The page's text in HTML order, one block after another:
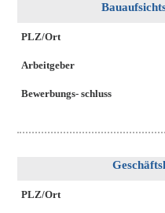
PLZ/Ort
Arbeitgeber
Bewerbungs- schluss
PLZ/Ort